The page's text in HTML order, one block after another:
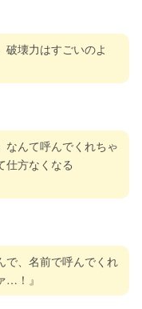
破壊力はすごいのよ
なんて呼んでくれちゃ
仕方なくなる
で、名前で呼んでくれ
…！』